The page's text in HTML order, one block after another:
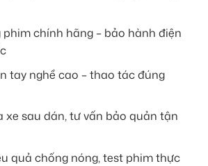
phim chính hãng – bảo hành điện
tay nghề cao – thao tác đúng
xe sau dán, tư vấn bảo quản tận
quả chống nóng, test phim thực